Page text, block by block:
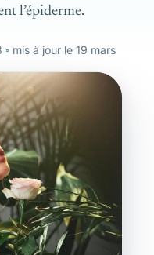
l’épiderme.
◦ mis à jour le 19 mars